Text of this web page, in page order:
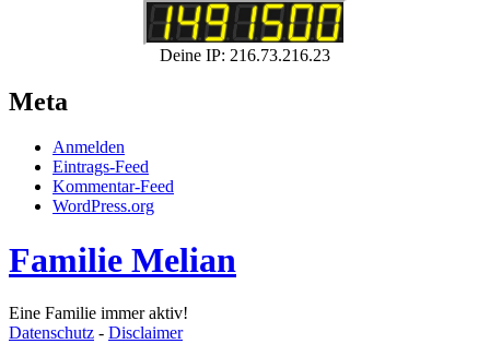
Deine IP: 216.73.216.23
Meta
Anmelden
Eintrags-Feed
Kommentar-Feed
WordPress.org
Familie Melian
Eine Familie immer aktiv!
Datenschutz - Disclaimer